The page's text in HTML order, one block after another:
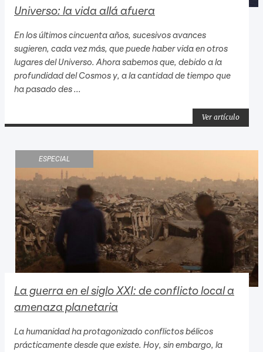
Universo: la vida allá afuera
En los últimos cincuenta años, sucesivos avances
sugieren, cada vez más, que puede haber vida en otros
lugares del Universo. Ahora sabemos que, debido a la
profundidad del Cosmos y, a la cantidad de tiempo que
ha pasado des ...
Ver artículo
ESPECIAL
La guerra en el siglo XXI: de conflicto local a
amenaza planetaria
La humanidad ha protagonizado conflictos bélicos
prácticamente desde que existe. Hoy, sin embargo, la